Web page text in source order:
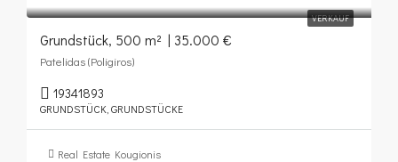
VERKAUF
Grundstück, 500 m² | 35.000 €
Patelidas (Poligiros)
19341893
GRUNDSTÜCK, GRUNDSTÜCKE
Real Estate Kougionis